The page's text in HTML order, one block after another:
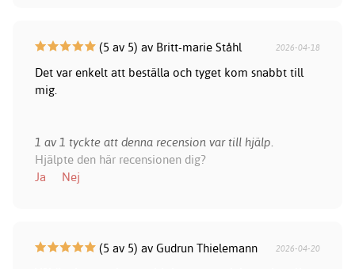
(5 av 5) av Britt-marie Ståhl 2026-04-18
Det var enkelt att beställa och tyget kom snabbt till
mig.
1 av 1 tyckte att denna recension var till hjälp.
Hjälpte den här recensionen dig?
Ja
Nej
(5 av 5) av Gudrun Thielemann 2026-04-20